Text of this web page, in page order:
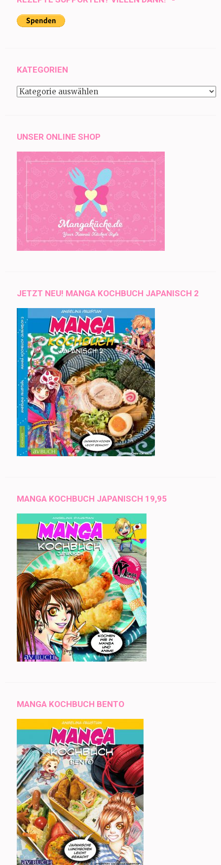
KATEGORIEN
Kategorien
UNSER ONLINE SHOP
JETZT NEU! MANGA KOCHBUCH JAPANISCH 2
MANGA KOCHBUCH JAPANISCH 19,95
MANGA KOCHBUCH BENTO